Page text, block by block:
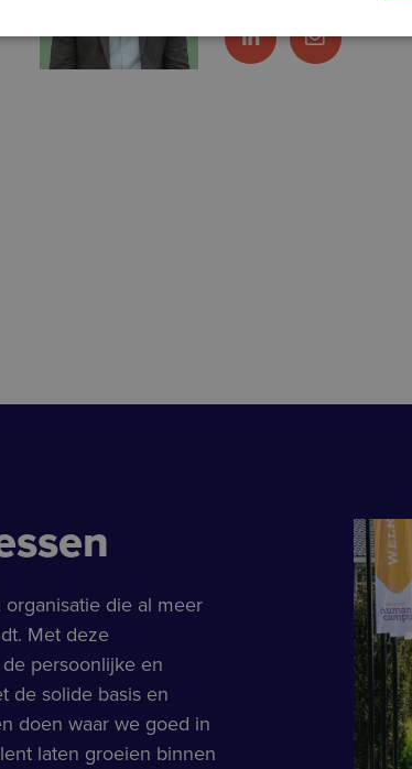
die al meer
Met deze
persoonlijke en
de solide basis en
doen waar we goed in
laten groeien binnen